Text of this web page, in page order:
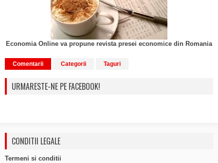
Economia Online va propune revista presei economice din Romania
Comentarii Categorii Taguri
URMARESTE-NE PE FACEBOOK!
CONDITII LEGALE
Termeni si conditii